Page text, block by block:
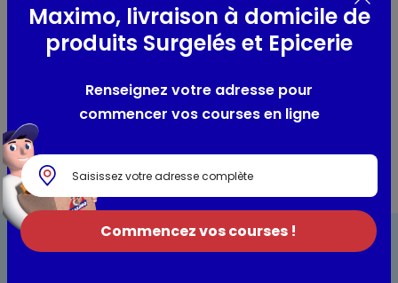
Présentation
Maximo, livraison à domicile de
produits Surgelés et Epicerie
Renseignez votre adresse pour
commencer vos courses en ligne
Commencez vos courses !